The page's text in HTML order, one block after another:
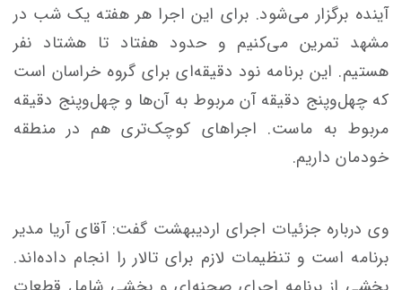
آینده برگزار می‌شود. برای این اجرا هر هفته یک شب در
مشهد تمرین می‌کنیم و حدود هفتاد تا هشتاد نفر
هستیم. این برنامه نود دقیقه‌ای برای گروه خراسان است
که چهل‌وپنج دقیقه آن مربوط به آن‌ها و چهل‌وپنج دقیقه
مربوط به ماست. اجراهای کوچک‌تری هم در منطقه
خودمان داریم.
وی درباره جزئیات اجرای اردیبهشت گفت: آقای آریا مدیر
برنامه است و تنظیمات لازم برای تالار را انجام داده‌اند.